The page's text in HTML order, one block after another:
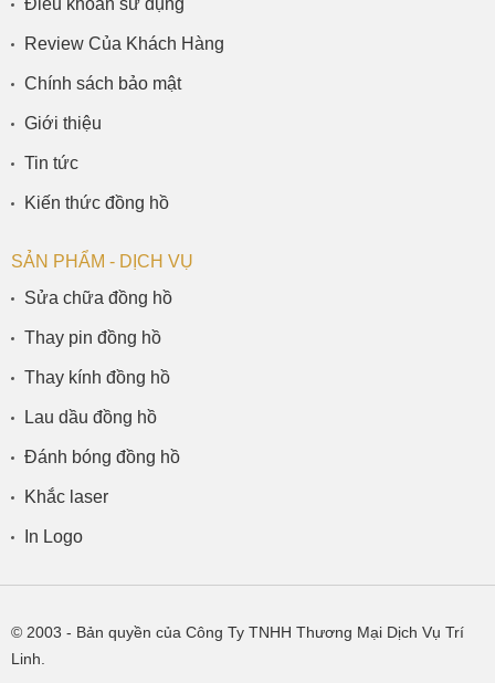
Điều khoản sử dụng
Review Của Khách Hàng
Chính sách bảo mật
Giới thiệu
Tin tức
Kiến thức đồng hồ
SẢN PHẨM - DỊCH VỤ
Sửa chữa đồng hồ
Thay pin đồng hồ
Thay kính đồng hồ
Lau dầu đồng hồ
Đánh bóng đồng hồ
Khắc laser
In Logo
© 2003 - Bản quyền của Công Ty TNHH Thương Mại Dịch Vụ Trí
Linh.